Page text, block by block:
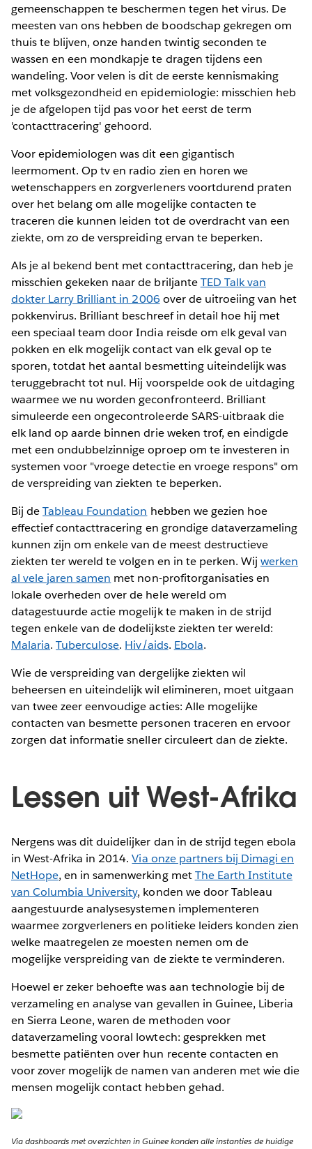
gemeenschappen te beschermen tegen het virus. De
meesten van ons hebben de boodschap gekregen om
thuis te blijven, onze handen twintig seconden te
wassen en een mondkapje te dragen tijdens een
wandeling. Voor velen is dit de eerste kennismaking
met volksgezondheid en epidemiologie: misschien heb
je de afgelopen tijd pas voor het eerst de term
'contacttracering' gehoord.
Voor epidemiologen was dit een gigantisch
leermoment. Op tv en radio zien en horen we
wetenschappers en zorgverleners voortdurend praten
over het belang om alle mogelijke contacten te
traceren die kunnen leiden tot de overdracht van een
ziekte, om zo de verspreiding ervan te beperken.
Als je al bekend bent met contacttracering, dan heb je
misschien gekeken naar de briljanteTED Talk van
dokter Larry Brilliant in 2006 over de uitroeiing van het
pokkenvirus. Brilliant beschreef in detail hoe hij met
een speciaal team door India reisde om elk geval van
pokken en elk mogelijk contact van elk geval op te
sporen, totdat het aantal besmetting uiteindelijk was
teruggebracht tot nul. Hij voorspelde ook de uitdaging
waarmee we nu worden geconfronteerd. Brilliant
simuleerde een ongecontroleerde SARS-uitbraak die
elk land op aarde binnen drie weken trof, en eindigde
met een ondubbelzinnige oproep om te investeren in
systemen voor "vroege detectie en vroege respons" om
de verspreiding van ziekten te beperken.
Bij deTableau Foundation hebben we gezien hoe
effectief contacttracering en grondige dataverzameling
kunnen zijn om enkele van de meest destructieve
ziekten ter wereld te volgen en in te perken. Wij werken
al vele jaren samen met non-profitorganisaties en
lokale overheden over de hele wereld om
datagestuurde actie mogelijk te maken in de strijd
tegen enkele van de dodelijkste ziekten ter wereld:
Malaria.Tuberculose. Hiv/aids. Ebola.
Wie de verspreiding van dergelijke ziekten wil
beheersen en uiteindelijk wil elimineren, moet uitgaan
van twee zeer eenvoudige acties: Alle mogelijke
contacten van besmette personen traceren en ervoor
zorgen dat informatie sneller circuleert dan de ziekte.
Lessen uit West-Afrika
Nergens was dit duidelijker dan in de strijd tegen ebola
in West-Afrika in 2014.Via onze partners bij Dimagi en
NetHope, en in samenwerking metThe Earth Institute
van Columbia University, konden we door Tableau
aangestuurde analysesystemen implementeren
waarmee zorgverleners en politieke leiders konden zien
welke maatregelen ze moesten nemen om de
mogelijke verspreiding van de ziekte te verminderen.
Hoewel er zeker behoefte was aan technologie bij de
verzameling en analyse van gevallen in Guinee, Liberia
en Sierra Leone, waren de methoden voor
dataverzameling vooral lowtech: gesprekken met
besmette patiënten over hun recente contacten en
voor zover mogelijk de namen van anderen met wie die
mensen mogelijk contact hebben gehad.
Via dashboards met overzichten in Guinee konden alle instanties de huidige